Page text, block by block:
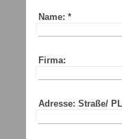
Name: *
Firma:
Adresse: Straße/